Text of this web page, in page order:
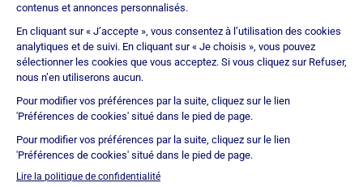
Place de Budapest – CS 92459 – 75436 Paris Cedex 09. Réseau
d'agences franchisées juridiquement et financièrement
indépendantes. IMMOPRÊT bénéficie d'une assurance
responsabilité civile professionnelle auprès de CNA Insurance
Company (police n° BFL10471901).
Immoprêt est noté 4,9/5 selon 15293 avis clients
Certification
ISO 9001